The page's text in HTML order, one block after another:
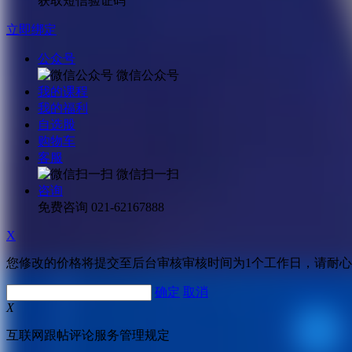
立即绑定
公众号
微信公众号
我的课程
我的福利
自选股
购物车
客服
微信扫一扫
咨询
免费咨询 021-62167888
X
您修改的价格将提交至后台审核审核时间为1个工作日，请耐
确定 取消
X
互联网跟帖评论服务管理规定